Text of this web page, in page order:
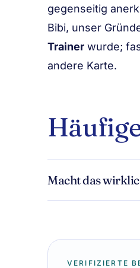
gegenseitig
Bibi, unser
Trainer wurde;
andere Karte.
Macht das
VERIFIZIERTE